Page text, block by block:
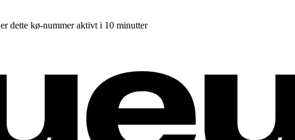
dette kø-nummer aktivt i 10 minutter